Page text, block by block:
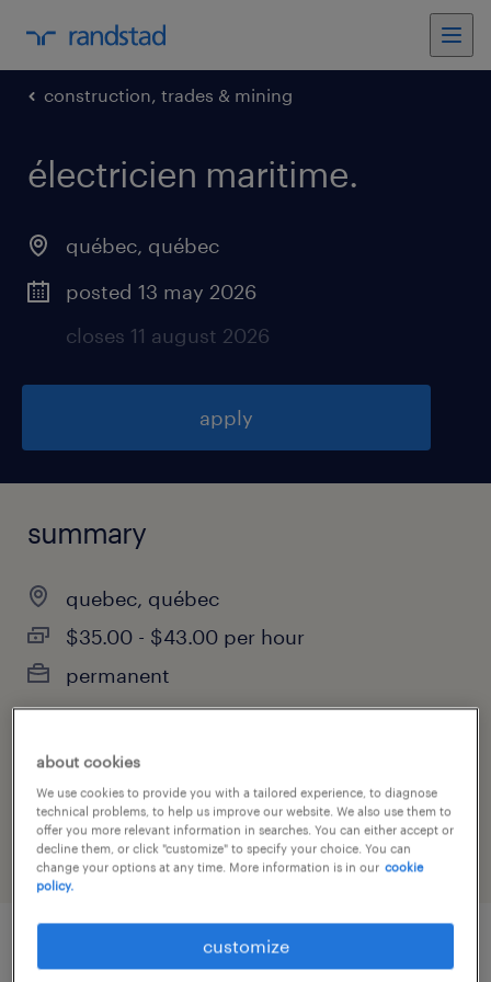
construction, trades & mining
électricien maritime.
québec, québec
posted 13 may 2026
closes 11 august 2026
apply
summary
quebec, québec
$35.00 - $43.00 per hour
permanent
construction, trades & mining
job details
about cookies
We use cookies to provide you with a tailored experience, to diagnose
technical problems, to help us improve our website. We also use them to
offer you more relevant information in searches. You can either accept or
decline them, or click "customize" to specify your choice. You can
change your options at any time. More information is in our cookie
policy.
customize